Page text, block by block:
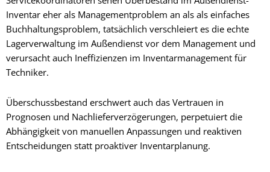
Inventar eher als Managementproblem an als als einfaches
Buchhaltungsproblem, tatsächlich verschleiert es die echte
Lagerverwaltung im Außendienst vor dem Management und
verursacht auch Ineffizienzen im Inventarmanagement für
Techniker.
Überschussbestand erschwert auch das Vertrauen in
Prognosen und Nachlieferverzögerungen, perpetuiert die
Abhängigkeit von manuellen Anpassungen und reaktiven
Entscheidungen statt proaktiver Inventarplanung.